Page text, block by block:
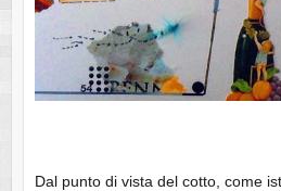
Dal punto di vista del cotto, come